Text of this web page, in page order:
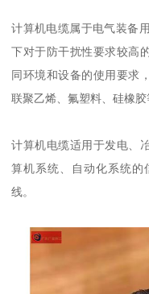
计算机电缆属于电气装备
下对于防干扰性要求较高
同环境和设备的使用要求
联聚乙烯、氟塑料、硅橡
计算机电缆适用于发电、
算机系统、自动化系统
线。